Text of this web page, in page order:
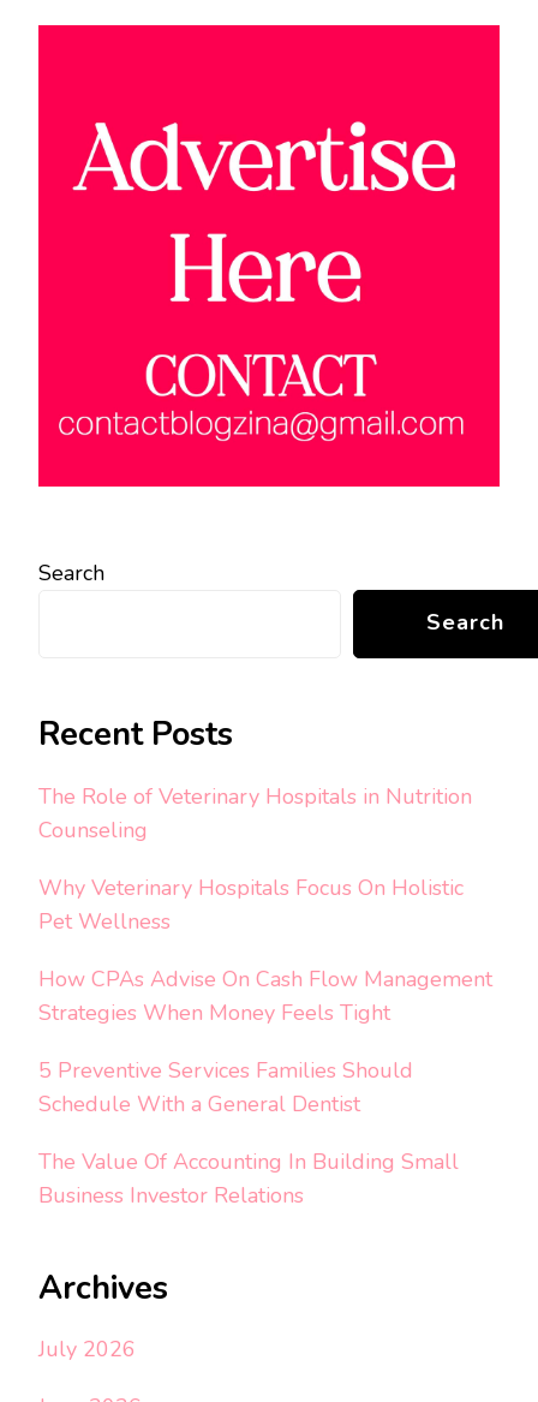
Search
Search
Recent Posts
The Role of Veterinary Hospitals in Nutrition
Counseling
Why Veterinary Hospitals Focus On Holistic
Pet Wellness
How CPAs Advise On Cash Flow Management
Strategies When Money Feels Tight
5 Preventive Services Families Should
Schedule With a General Dentist
The Value Of Accounting In Building Small
Business Investor Relations
Archives
July 2026